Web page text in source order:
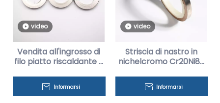
video
Vendita all'ingrosso di
filo piatto riscaldante a
alte prestazioni
Informarsi
video
Striscia di nastro in
nichelcromo Cr20Ni80
forni e forni
Informarsi